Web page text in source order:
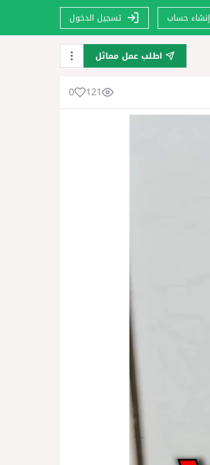
إنشاء حساب تسجيل الدخول
اطلب عمل مماثل
121
0